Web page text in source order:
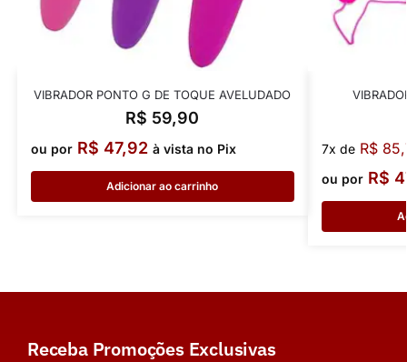
VIBRADOR PONTO G DE TOQUE AVELUDADO
R$ 59,90
ou por R$ 47,92 à vista no Pix
Adicionar ao carrinho
7x de R$
ou por R$
Receba Promoções Exclusivas